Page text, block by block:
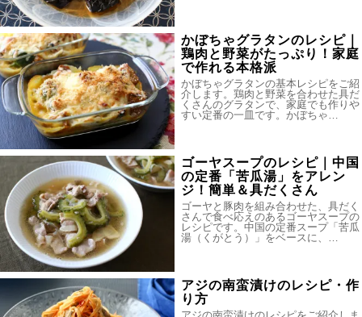
かぼちゃグラタンのレシピ｜
鶏肉と野菜がたっぷり！家庭
で作れる本格派
かぼちゃグラタンの基本レシピをご紹
介します。鶏肉と野菜を合わせた具だ
くさんのグラタンで、家庭でも作りや
すい定番の一皿です。かぼちゃ…
ゴーヤスープのレシピ｜中国
の定番「苦瓜湯」をアレン
ジ！簡単＆具だくさん
ゴーヤと豚肉を組み合わせた、具だく
さんで食べ応えのあるゴーヤスープの
レシピです。中国の定番スープ「苦瓜
湯（くがとう）」をベースに、…
アジの南蛮漬けのレシピ・作
り方